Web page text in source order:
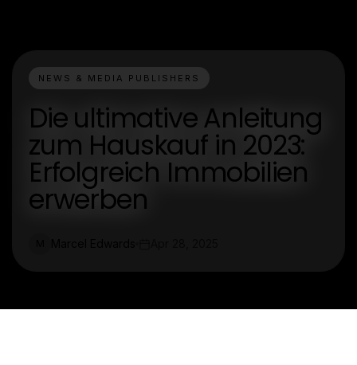
NEWS & MEDIA PUBLISHERS
Die ultimative Anleitung
zum Hauskauf in 2023:
Erfolgreich Immobilien
erwerben